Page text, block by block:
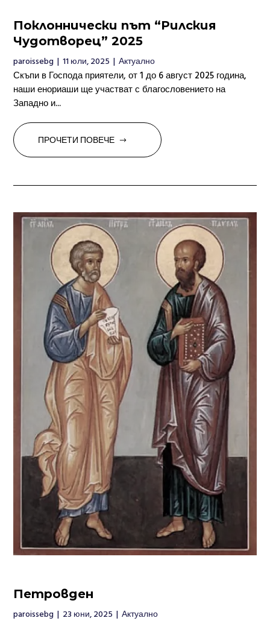
Поклоннически път “Рилския
Чудотворец” 2025
paroissebg | 11 юли, 2025 | Актуално
Скъпи в Господа приятели, от 1 до 6 август 2025 година,
наши енориаши ще участват с благословението на
Западно и...
ПРОЧЕТИ ПОВЕЧЕ
Петровден
paroissebg | 23 юни, 2025 | Актуално